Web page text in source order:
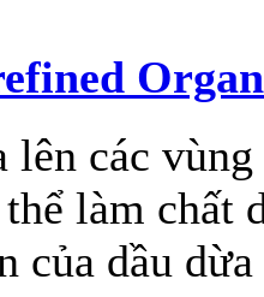
lên các
làm chất
của dầu